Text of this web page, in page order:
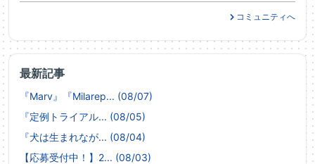
最新記事
『Marv』『Milarep... (08/07)
『定例トライアル... (08/05)
『犬は生まれなが... (08/04)
【応募受付中！】2... (08/03)
コミュニティへ